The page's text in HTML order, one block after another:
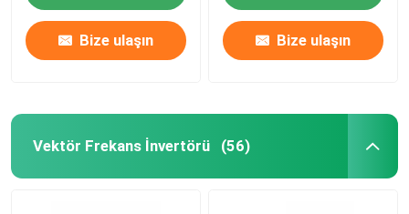
Bize ulaşın Bize ulaşın
Vektör Frekans İnvertörü (56)